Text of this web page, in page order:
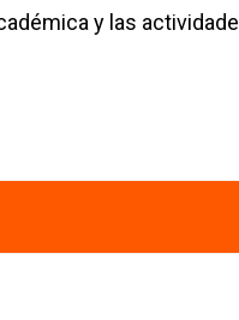
y las